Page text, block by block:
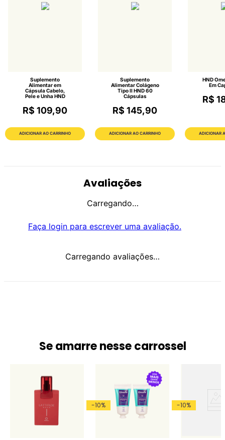
Suplemento
Alimentar em
Cápsula Cabelo,
Pele e Unha HND
R$ 109,90
ADICIONAR AO CARRINHO
Suplemento
Alimentar Colágeno
Tipo II HND 60
Cápsulas
R$ 145,90
ADICIONAR AO CARRINHO
HND
Em
R$
ADICIONAR
Avaliações
Carregando…
Faça login para escrever uma avaliação.
Carregando avaliações…
Se amarre nesse carrossel
-10% -10%